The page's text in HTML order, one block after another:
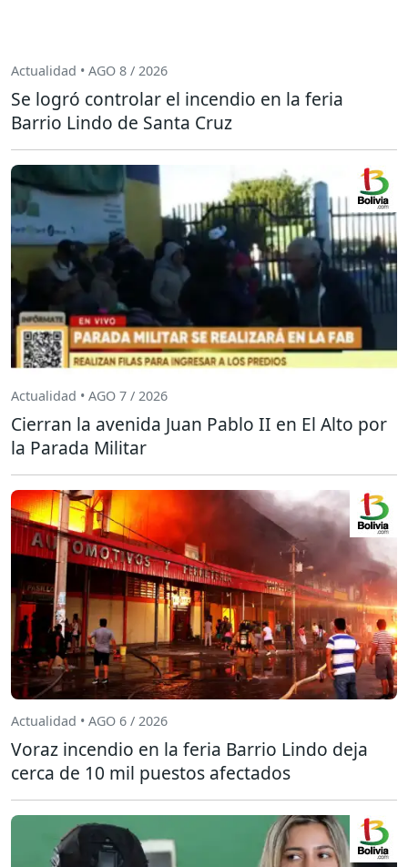
Actualidad • AGO 8 / 2026
Se logró controlar el incendio en la feria
Barrio Lindo de Santa Cruz
Actualidad • AGO 7 / 2026
Cierran la avenida Juan Pablo II en El Alto por
la Parada Militar
Actualidad • AGO 6 / 2026
Voraz incendio en la feria Barrio Lindo deja
cerca de 10 mil puestos afectados